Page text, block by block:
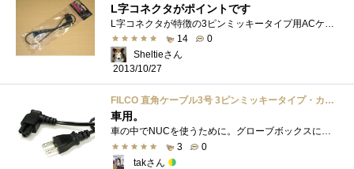
L字コネクタがポイントです
14
0
Sheltieさん
2013/10/27
FILCO 直角ケーブル3号 3ピンミッキータイプ・カマ型 60cm FCC60-03
車用。
車の中でNUCを使うために。グローブボックスに収めるときにちょうどいい。DELLの180度逆になるケーブルもいいのですがゴツいので邪魔です。これ�...
3
0
takさん